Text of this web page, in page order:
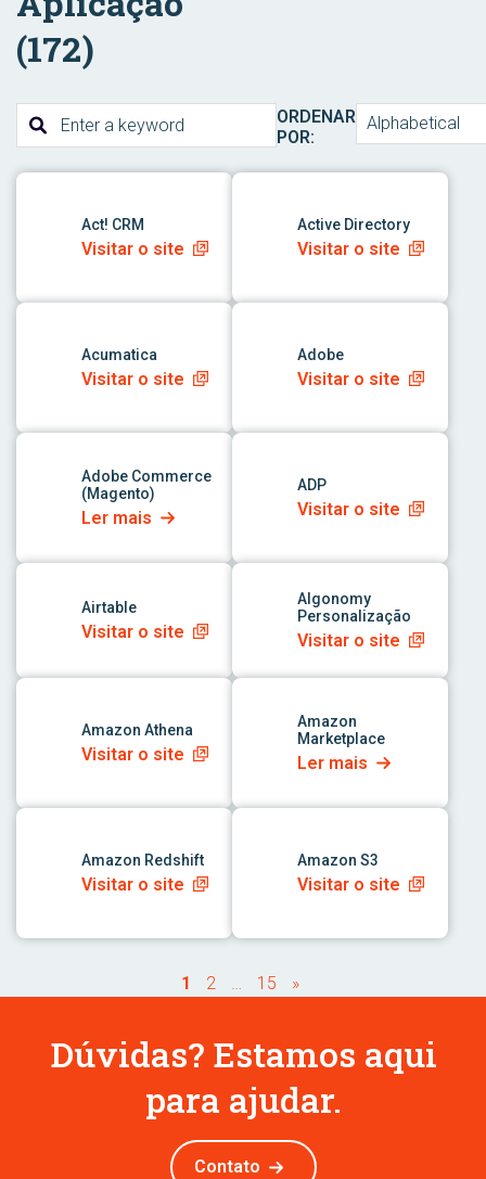
(172)
ORDENAR
POR:
Alphabetical
link para o aplicativo
Act! CRM
Visitar o site
link para o aplicativo
Active Directory
Visitar o site
link para o aplicativo
Acumatica
Visitar o site
link para o aplicativo
Adobe
Visitar o site
link para o aplicativo
Adobe Commerce
(Magento)
Ler mais
link para o aplicativo
ADP
Visitar o site
link para o aplicativo
Airtable
Visitar o site
link para o aplicativo
Algonomy
Personalização
Visitar o site
link para o aplicativo
Amazon Athena
Visitar o site
link para o aplicativo
Amazon
Marketplace
Ler mais
link para o aplicativo
Amazon Redshift
Visitar o site
link para o aplicativo
Amazon S3
Visitar o site
1 2 15 »
Dúvidas? Estamos aqui
para ajudar.
Contato